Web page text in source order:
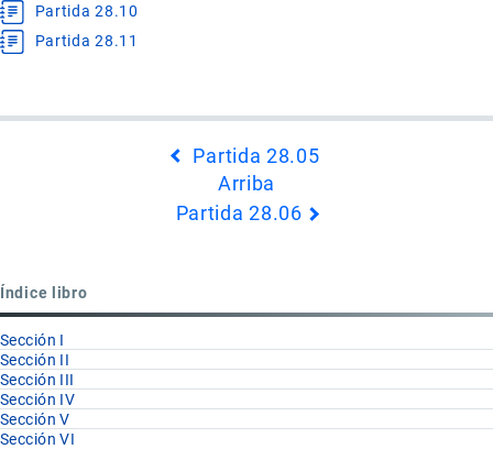
Partida 28.10
Partida 28.11
II
Partida 28.05
Arriba
Partida 28.06
Índice libro
Sección I
Sección II
Sección III
Sección IV
Sección V
Sección VI